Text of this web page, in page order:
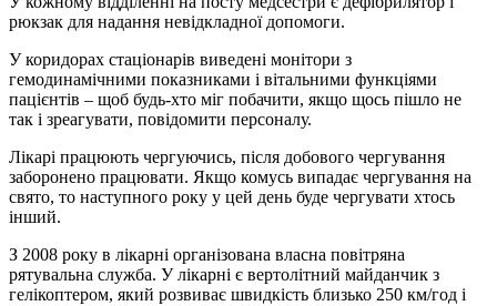
рюкзак для надання невідкладної допомоги.
У коридорах стаціонарів виведені монітори з
гемодинамічними показниками і вітальними функціями
пацієнтів – щоб будь-хто міг побачити, якщо щось пішло не
так і зреагувати, повідомити персоналу.
Лікарі працюють чергуючись, після добового чергування
заборонено працювати. Якщо комусь випадає чергування на
свято, то наступного року у цей день буде чергувати хтось
інший.
З 2008 року в лікарні організована власна повітряна
рятувальна служба. У лікарні є вертолітний майданчик з
гелікоптером, який розвиває швидкість близько 250 км/год і